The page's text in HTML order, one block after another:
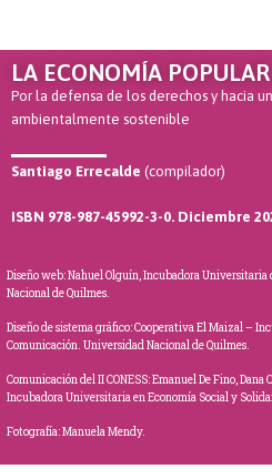
LA ECONOMÍA
Por la defensa de los derechos y hacia
ambientalmente sostenible
Santiago Errecalde (compilador)
ISBN 978-987-45992-3-0. Diciembre
Diseño web: Nahuel Olguín, Incubadora
Nacional de Quilmes.
Diseño de sistema gráfico: Cooperativa El Maizal –
Comunicación. Universidad Nacional de Quilmes.
Comunicación del II CONESS: Emanuel De Fino,
Incubadora Universitaria en Economía Social y
Fotografía: Manuela Mendy.